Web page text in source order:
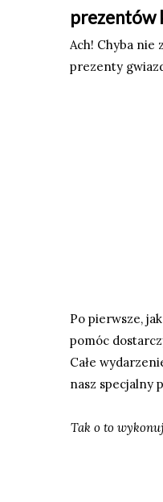
prezentów
Ach! Chyba nie
prezenty
Po pierwsze,
pomóc
Całe
nasz specjalny
Tak o to